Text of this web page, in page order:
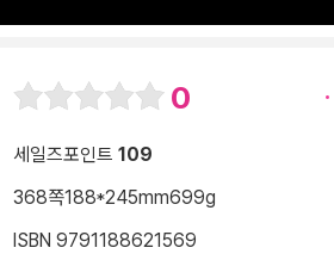
0
세일즈포인트 109
368쪽188*245mm699g
ISBN 9791188621569